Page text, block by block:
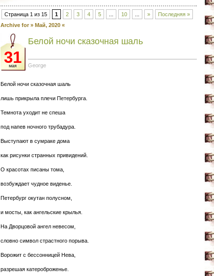
Страница 1 из 15 1 2 3 4 5 10 »
Последняя »
Archive for » Май, 2020 «
31
мая
Белой ночи сказочная шаль
George
Белой ночи сказочная шаль
лишь прикрыла плечи Петербурга.
Темнота уходит не спеша
под напев ночного трубадура.
Выступают в сумраке дома
как рисунки странных привидений.
О красотах писаны тома,
возбуждает чудное виденье.
Петербург окутан полусном,
и мосты, как ангельские крылья.
На Дворцовой ангел невесом,
словно символ страстного порыва.
Ворожит с бессонницей Нева,
разрешая катероброженье.